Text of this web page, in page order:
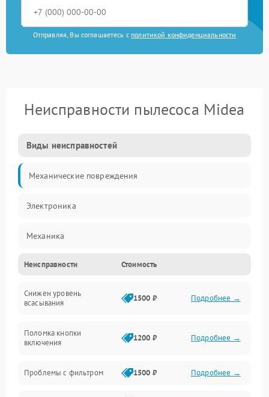
Отправляя, Вы соглашаетесь с политикой конфиденциальности
Неисправности пылесоса Midea
Виды неисправностей
Механические повреждения
Электроника
Механика
Электропитание
Всасывание
Неисправности Стоимость
Снижен уровень
всасывания
1500 ₽ Подробнее →
Поломка кнопки
включения
1200 ₽ Подробнее →
Проблемы с фильтром 1500 ₽ Подробнее →